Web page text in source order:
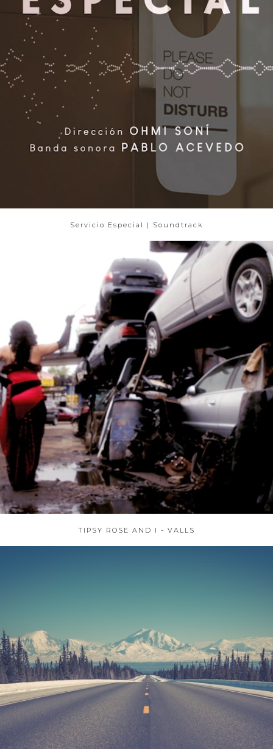
Servicio Especial | Soundtrack
TIPSY ROSE AND I - VALLS